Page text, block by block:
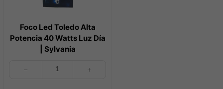
Foco Led Toledo Alta
Potencia 40 Watts Luz Día
| Sylvania